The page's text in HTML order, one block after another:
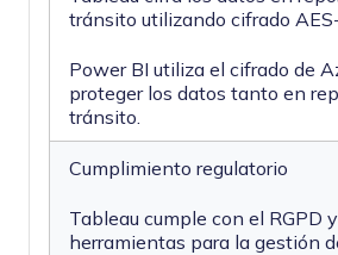
tránsito utilizando cifrado
Power BI utiliza el cifrado de
proteger los datos tanto en
tránsito.
Cumplimiento regulatorio
Tableau cumple con el RGPD
herramientas para la gestión